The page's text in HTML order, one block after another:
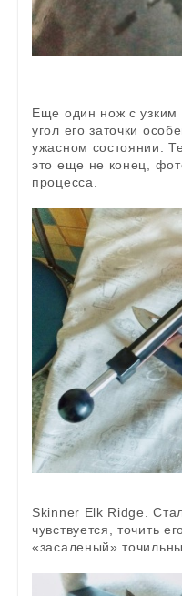
Еще один нож с узким
угол его заточки
ужасном состоянии.
это еще не конец,
процесса.
Skinner Elk Ridge.
чувствуется, точить
«засаленый»